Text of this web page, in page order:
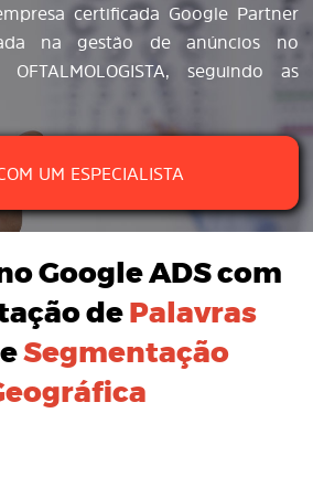
certificada Google Partner
na gestão de anúncios no
seguindo as
UM ESPECIALISTA
Google ADS com
de Palavras
Segmentação